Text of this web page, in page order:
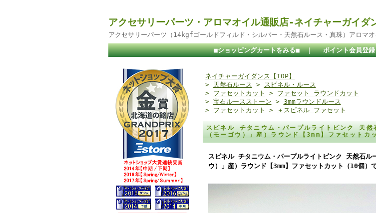
アクセサリーパーツ・アロマオイル通販店-ネイチャーガイダ
アクセサリーパーツ（14kgfゴールドフィルド・シルバー・天然石ルース・真珠）アロマ
■ショッピングカートをみる■ ｜ ポイント会員登
ネイチャーガイダンス【TOP】
> 天然石ルース > スピネル・ルース
> ファセットカット > ファセット ラウンドカット
> 宝石ルースストーン > 3mmラウンドルース
> ファセットカット > ＋スピネル ファセット
スピネル チタニウム・パープルライトピンク 天然
（モーゴウ）」産）ラウンド【3mm】ファセット
スピネル チタニウム・パープルライトピンク 天然石ル
ウ）」産）ラウンド【3mm】ファセットカット（10個）で